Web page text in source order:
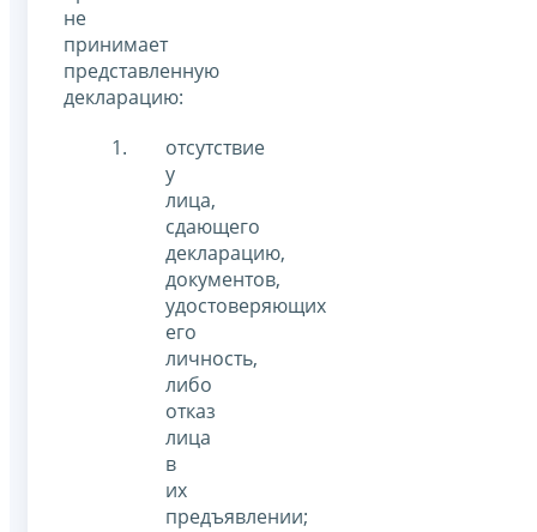
не
принимает
представленную
декларацию:
отсутствие
у
лица,
сдающего
декларацию,
документов,
удостоверяющих
его
личность,
либо
отказ
лица
в
их
предъявлении;